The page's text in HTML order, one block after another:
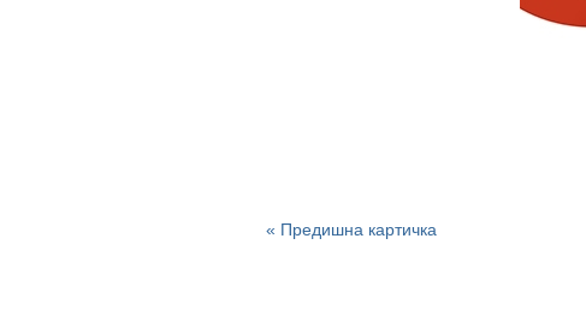
« Предишна картичка